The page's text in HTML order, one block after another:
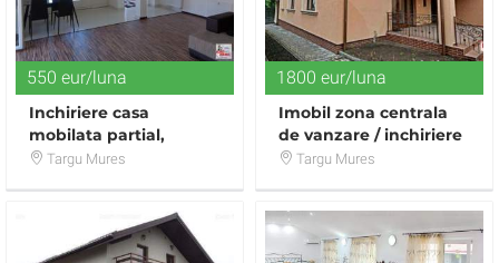
550 eur/luna
Inchiriere casa
mobilata partial,
utilata, Cartie
Targu Mures
1800 eur/luna
Imobil zona centrala
de vanzare / inchiriere
pe termen lung
Targu Mures